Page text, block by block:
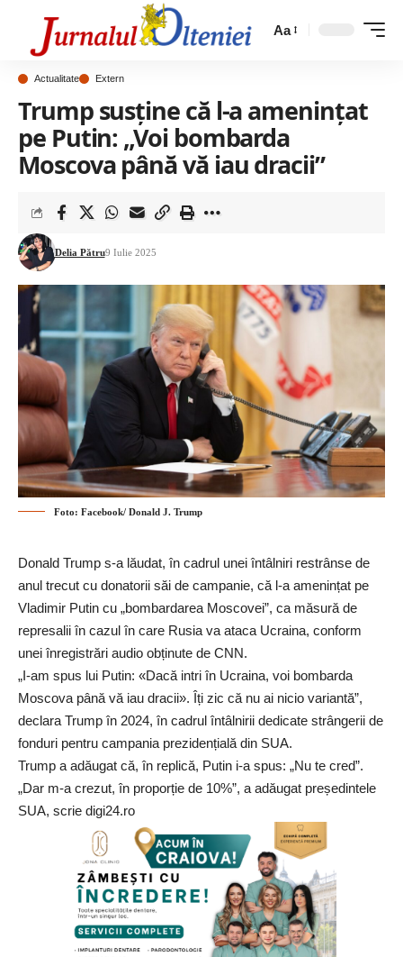
Aa
Actualitate Extern
Trump susține că l-a amenințat
pe Putin: „Voi bombarda
Moscova până vă iau dracii”
Delia Pătru9 Iulie 2025
Foto: Facebook/ Donald J. Trump
Donald Trump s-a lăudat, în cadrul unei întâlniri restrânse de
anul trecut cu donatorii săi de campanie, că l-a amenințat pe
Vladimir Putin cu „bombardarea Moscovei”, ca măsură de
represalii în cazul în care Rusia va ataca Ucraina, conform
unei înregistrări audio obținute de CNN.
„I-am spus lui Putin: «Dacă intri în Ucraina, voi bombarda
Moscova până vă iau dracii». Îți zic că nu ai nicio variantă”,
declara Trump în 2024, în cadrul întâlnirii dedicate strângerii de
fonduri pentru campania prezidențială din SUA.
Trump a adăugat că, în replică, Putin i-a spus: „Nu te cred”.
„Dar m-a crezut, în proporție de 10%”, a adăugat președintele
SUA, scrie digi24.ro